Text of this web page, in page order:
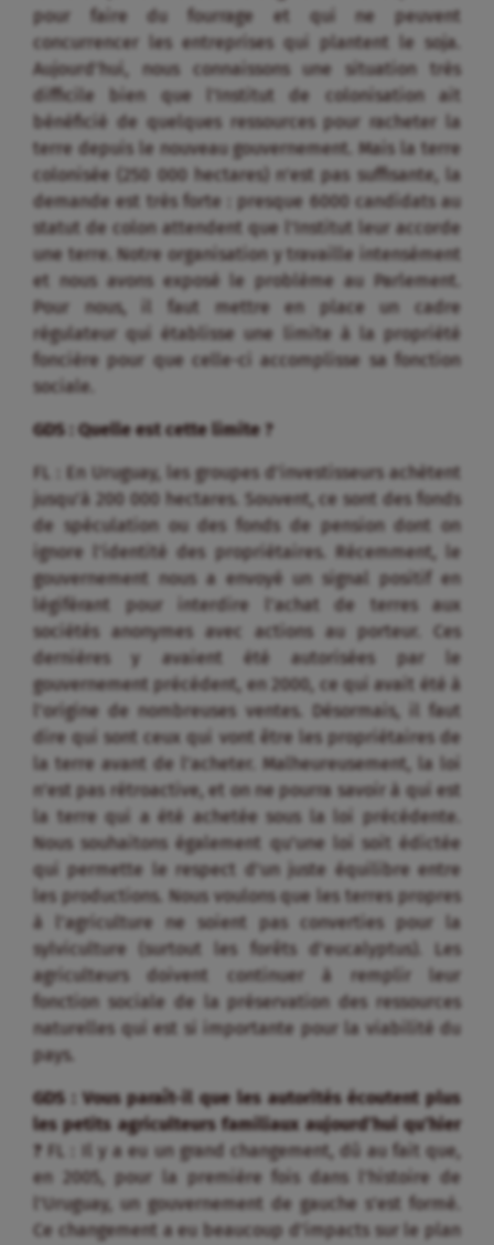
pour faire du fourrage et qui ne peuvent
concurrencer les entreprises qui plantent le soja.
Aujourd’hui, nous connaissons une situation très
difficile bien que l’Institut de colonisation ait
bénéficié de quelques ressources pour racheter la
terre depuis le nouveau gouvernement. Mais la terre
colonisée (250 000 hectares) n’est pas suffisante, la
demande est très forte : presque 6000 candidats au
statut de colon attendent que l’Institut leur accorde
une terre. Notre organisation y travaille intensément
et nous avons exposé le problème au Parlement.
Pour nous, il faut mettre en place un cadre
régulateur qui établisse une limite à la propriété
foncière pour que celle-ci accomplisse sa fonction
sociale.
GDS : Quelle est cette limite ?
FL : En Uruguay, les groupes d’investisseurs achètent
jusqu’à 200 000 hectares. Souvent, ce sont des fonds
de spéculation ou des fonds de pension dont on
ignore l’identité des propriétaires. Récemment, le
gouvernement nous a envoyé un signal positif en
légiférant pour interdire l’achat de terres aux
sociétés anonymes avec actions au porteur. Ces
dernières y avaient été autorisées par le
gouvernement précédent, en 2000, ce qui avait été à
l’origine de nombreuses ventes. Désormais, il faut
dire qui sont ceux qui vont être les propriétaires de
la terre avant de l’acheter. Malheureusement, la loi
n’est pas rétroactive, et on ne pourra savoir à qui est
la terre qui a été achetée sous la loi précédente.
Nous souhaitons également qu’une loi soit édictée
qui permette le respect d’un juste équilibre entre
les productions. Nous voulons que les terres propres
à l’agriculture ne soient pas converties pour la
sylviculture (surtout les forêts d’eucalyptus). Les
agriculteurs doivent continuer à remplir leur
fonction sociale de la préservation des ressources
naturelles qui est si importante pour la viabilité du
pays.
GDS : Vous paraît-il que les autorités écoutent plus
les petits agriculteurs familiaux aujourd’hui qu’hier
? FL : Il y a eu un grand changement, dû au fait que,
en 2005, pour la première fois dans l’histoire de
l’Uruguay, un gouvernement de gauche s’est formé.
Ce changement a eu beaucoup d’impacts sur le plan